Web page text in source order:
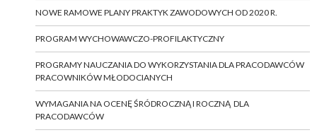
NOWE RAMOWE PLANY PRAKTYK ZAWODOWYCH OD 2020 R.
PROGRAM WYCHOWAWCZO-PROFILAKTYCZNY
PROGRAMY NAUCZANIA DO WYKORZYSTANIA DLA PRACODAWCÓW
PRACOWNIKÓW MŁODOCIANYCH
WYMAGANIA NA OCENĘ ŚRÓDROCZNĄ I ROCZNĄ DLA
PRACODAWCÓW